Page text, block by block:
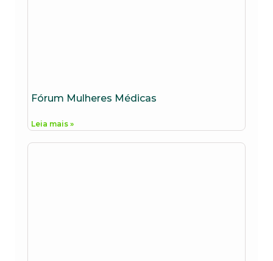
Fórum Mulheres Médicas
Leia mais »